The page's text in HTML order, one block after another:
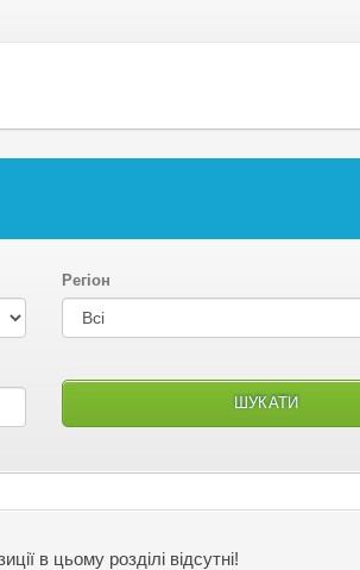
Регіон
в цьому розділі відсутні!